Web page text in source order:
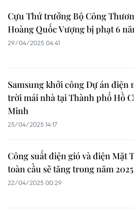
Cựu Thứ trưởng Bộ Công
Hoàng Quốc Vượng bị phạt 6
29/04/2025 04:41
Samsung khởi công Dự án điện
trời mái nhà tại Thành phố Hồ
Minh
25/04/2025 14:17
Công suất điện gió và điện Mặt
toàn cầu sẽ tăng trong năm 2025
22/04/2025 00:29